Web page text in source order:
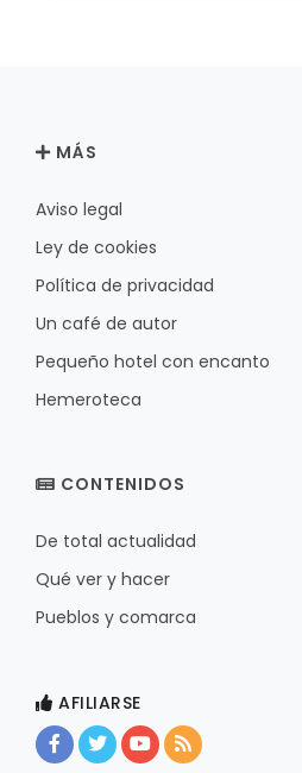
MÁS
Aviso legal
Ley de cookies
Política de privacidad
Un café de autor
Pequeño hotel con encanto
Hemeroteca
CONTENIDOS
De total actualidad
Qué ver y hacer
Pueblos y comarca
AFILIARSE